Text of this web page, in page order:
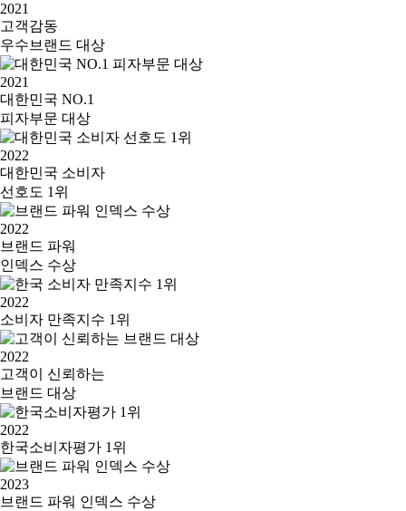
2021
고객감동
우수브랜드 대상
2021
대한민국 NO.1
피자부문 대상
2022
대한민국 소비자
선호도 1위
2022
브랜드 파워
인덱스 수상
2022
소비자 만족지수 1위
2022
고객이 신뢰하는
브랜드 대상
2022
한국소비자평가 1위
2023
브랜드 파워 인덱스 수상